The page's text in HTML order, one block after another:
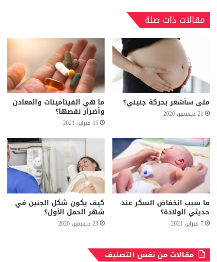
مقالات ذات صلة
متى سأشعر بحركة جنيني؟
21 ديسمبر، 2020
ما هي الفيتامينات والمعادن
وأضرار نقصها؟
15 فبراير، 2021
ما سبب انخفاض السكر عند
حديثي الولادة؟
7 فبراير، 2021
كيف يكون شكل الجنين في
شهر الحمل الأول؟
23 ديسمبر، 2020
مقالات من نفس التصنيف